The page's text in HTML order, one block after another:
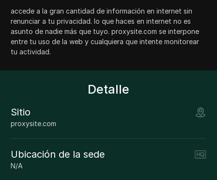
accede a la gran cantidad de información en internet sin
renunciar a tu privacidad. lo que haces en internet no es
asunto de nadie más que tuyo. proxysite.com se interpone
entre tu uso de la web y cualquiera que intente monitorear
tu actividad.
Detalle
Sitio
proxysite.com
Ubicación de la sede
N/A